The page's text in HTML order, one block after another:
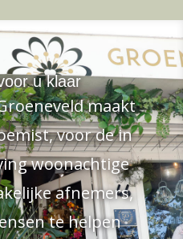
u klaar
maakt
voor de in
woonachtige
afnemers,
te helpen